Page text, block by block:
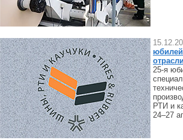
отрасли
25-я
РТИ и
24–27